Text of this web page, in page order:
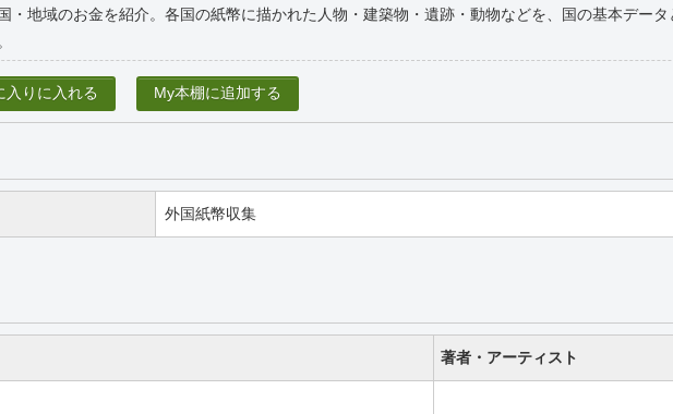
・地域のお金を紹介。各国の紙幣に描かれた人物・建築物・遺跡・動物などを、国の基本デー
入りに入れる My本棚に追加する
外国紙幣収集
著者・アーティスト